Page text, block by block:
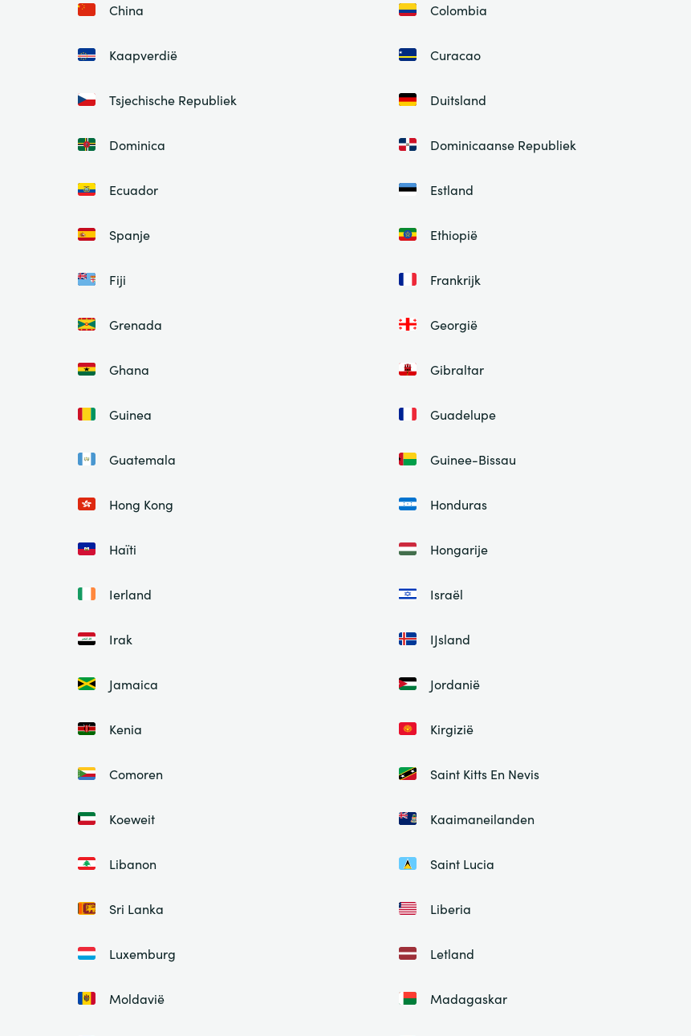
China Colombia
Kaapverdië Curacao
Tsjechische Republiek Duitsland
Dominica Dominicaanse Republiek
Ecuador Estland
Spanje Ethiopië
Fiji Frankrijk
Grenada Georgië
Ghana Gibraltar
Guinea Guadelupe
Guatemala Guinee-Bissau
Hong Kong Honduras
Haïti Hongarije
Ierland Israël
Irak IJsland
Jamaica Jordanië
Kenia Kirgizië
Comoren Saint Kitts En Nevis
Koeweit Kaaimaneilanden
Libanon Saint Lucia
Sri Lanka Liberia
Luxemburg Letland
Moldavië Madagaskar